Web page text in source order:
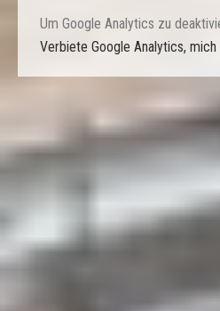
Um Google Analytics zu
Verbiete Google Analytics,